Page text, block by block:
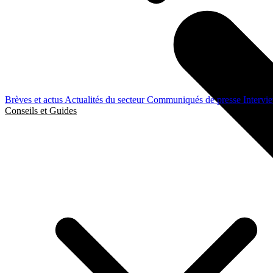
Brèves et actusActualités du secteurCommuniqués de presse
Conseils et Guides